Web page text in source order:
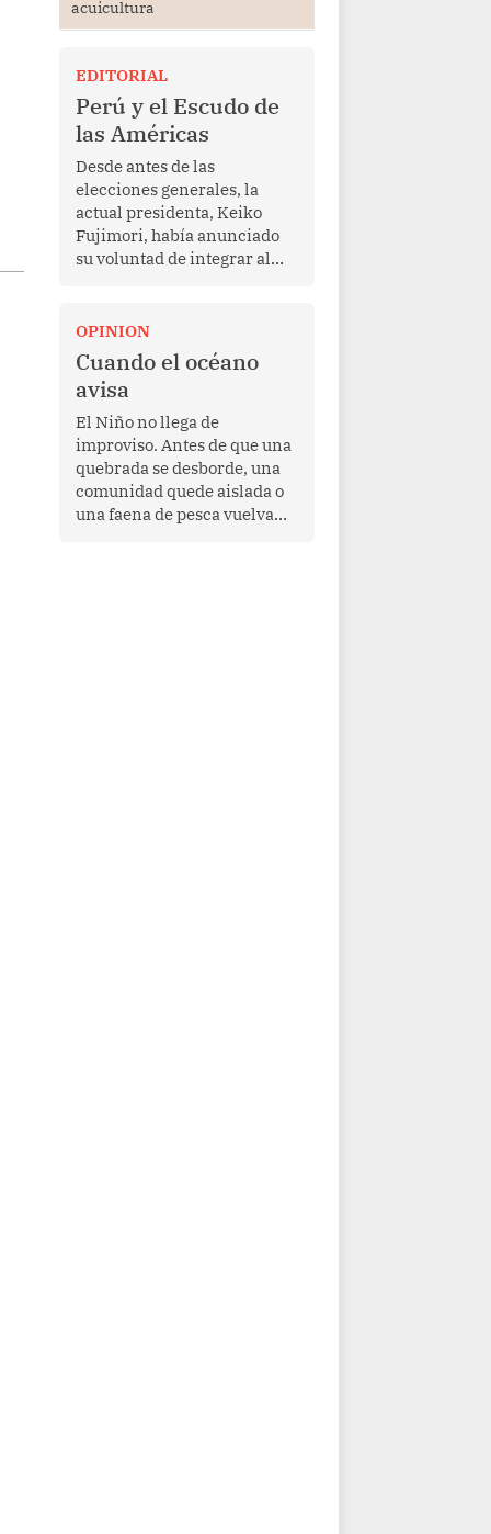
acuicultura
EDITORIAL
Perú y el Escudo de
las Américas
Desde antes de las
elecciones generales, la
actual presidenta, Keiko
Fujimori, había anunciado
su voluntad de integrar al
en marzo de este año por el
mandatario estadounidense
Donald Trump, con el fin de
enfrentar al crimen
transnacional organizado y
al tráfico de drogas.
OPINION
Cuando el océano
avisa
El Niño no llega de
improviso. Antes de que una
quebrada se desborde, una
comunidad quede aislada o
una faena de pesca vuelva